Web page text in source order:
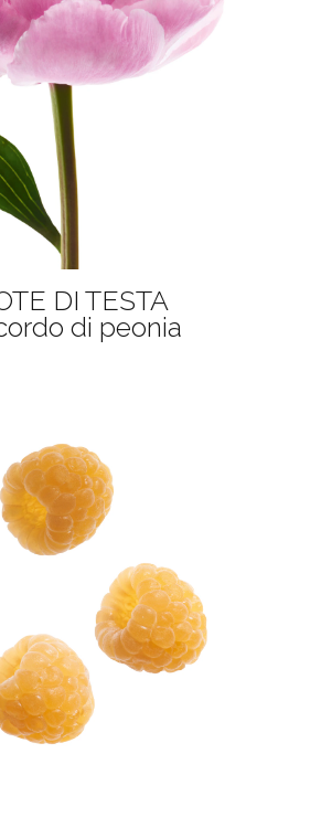
DI TESTA
di peonia